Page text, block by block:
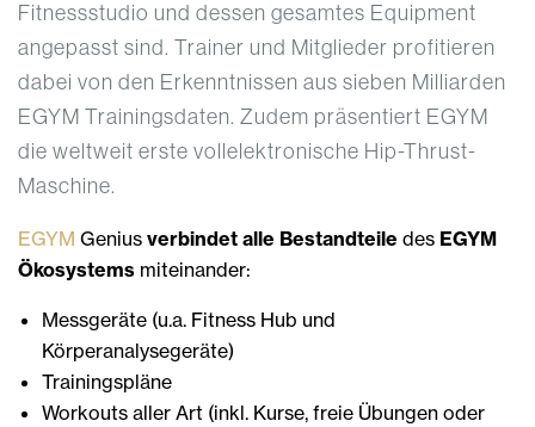
Fitnessstudio und dessen gesamtes Equipment
angepasst sind. Trainer und Mitglieder profitieren
dabei von den Erkenntnissen aus sieben Milliarden
EGYM Trainingsdaten. Zudem präsentiert EGYM
die weltweit erste vollelektronische Hip-Thrust-
Maschine.
EGYM Genius verbindet alle Bestandteile des EGYM
Ökosystems miteinander:
Messgeräte (u.a. Fitness Hub und
Körperanalysegeräte)
Trainingspläne
Workouts aller Art (inkl. Kurse, freie Übungen oder